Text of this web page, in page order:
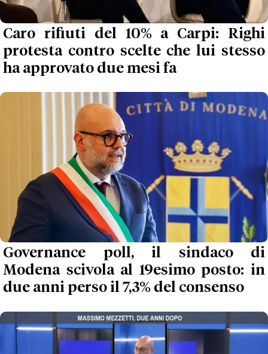
Caro rifiuti del 10% a Carpi: Righi
protesta contro scelte che lui stesso
ha approvato due mesi fa
Governance poll, il sindaco di
Modena scivola al 19esimo posto: in
due anni perso il 7,3% del consenso